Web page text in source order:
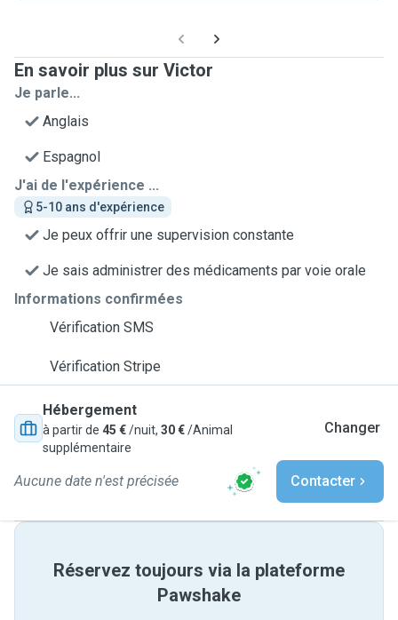
En savoir plus sur Victor
Je parle...
Anglais
Espagnol
J'ai de l'expérience ...
5-10 ans d'expérience
Je peux offrir une supervision constante
Je sais administrer des médicaments par voie orale
Informations confirmées
Vérification SMS
Vérification Stripe
Hébergement
à partir de 45 €/nuit, 30 €/Animal
supplémentaire
Changer
Aucune date n'est précisée Contacter
Réservez toujours via la plateforme
Pawshake